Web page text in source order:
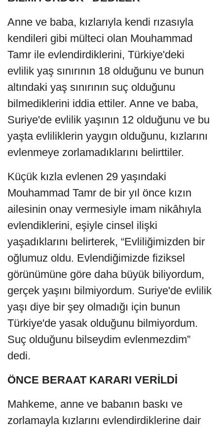
Anne ve baba, kızlarıyla kendi rızasıyla
kendileri gibi mülteci olan Mouhammad
Tamr ile evlendirdiklerini, Türkiye'deki
evlilik yaş sınırının 18 olduğunu ve bunun
altındaki yaş sınırının suç olduğunu
bilmediklerini iddia ettiler. Anne ve baba,
Suriye'de evlilik yaşının 12 olduğunu ve bu
yaşta evliliklerin yaygın olduğunu, kızlarını
evlenmeye zorlamadıklarını belirttiler.
Küçük kızla evlenen 29 yaşındaki
Mouhammad Tamr de bir yıl önce kızın
ailesinin onay vermesiyle imam nikâhıyla
evlendiklerini, eşiyle cinsel ilişki
yaşadıklarını belirterek, “Evliliğimizden bir
oğlumuz oldu. Evlendiğimizde fiziksel
görünümüne göre daha büyük biliyordum,
gerçek yaşını bilmiyordum. Suriye'de evlilik
yaşı diye bir şey olmadığı için bunun
Türkiye'de yasak olduğunu bilmiyordum.
Suç olduğunu bilseydim evlenmezdim”
dedi.
ÖNCE BERAAT KARARI VERİLDİ
Mahkeme, anne ve babanın baskı ve
zorlamayla kızlarını evlendirdiklerine dair